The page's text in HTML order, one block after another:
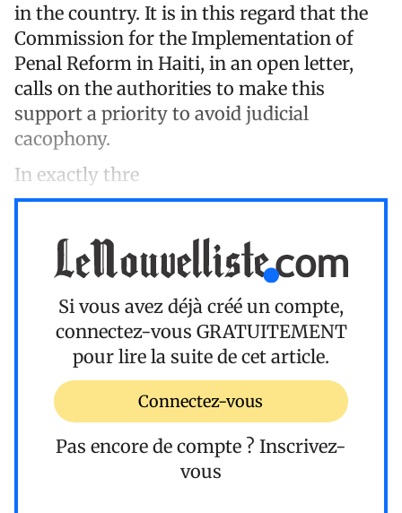
in the country. It is in this regard that the
Commission for the Implementation of
Penal Reform in Haiti, in an open letter,
calls on the authorities to make this
support a priority to avoid judicial
cacophony.
In exactly thre
Si vous avez déjà créé un compte,
connectez-vous GRATUITEMENT
pour lire la suite de cet article.
Connectez-vous
Pas encore de compte ? Inscrivez-
vous